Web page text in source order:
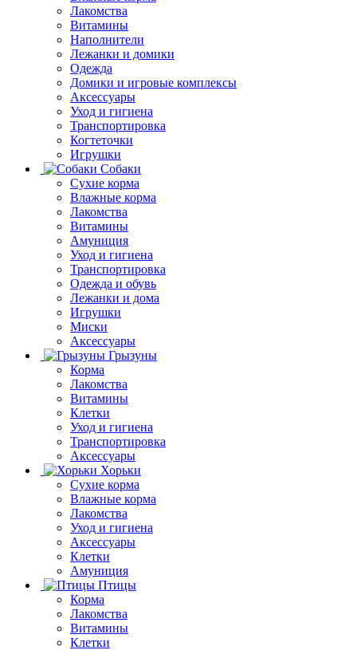
Лакомства
Витамины
Наполнители
Лежанки и домики
Одежда
Домики и игровые комплексы
Аксессуары
Уход и гигиена
Транспортировка
Когтеточки
Игрушки
Собаки
Сухие корма
Влажные корма
Лакомства
Витамины
Амуниция
Уход и гигиена
Транспортировка
Одежда и обувь
Лежанки и дома
Игрушки
Миски
Аксессуары
Грызуны
Корма
Лакомства
Витамины
Клетки
Уход и гигиена
Транспортировка
Аксессуары
Хорьки
Сухие корма
Влажные корма
Лакомства
Уход и гигиена
Аксессуары
Клетки
Амуниция
Птицы
Корма
Лакомства
Витамины
Клетки